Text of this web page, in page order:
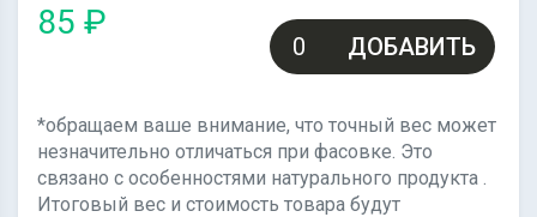
85 ₽
ДОБАВИТЬ
*обращаем ваше внимание, что точный вес может
незначительно отличаться при фасовке. Это
связано с особенностями натурального продукта .
Итоговый вес и стоимость товара будут